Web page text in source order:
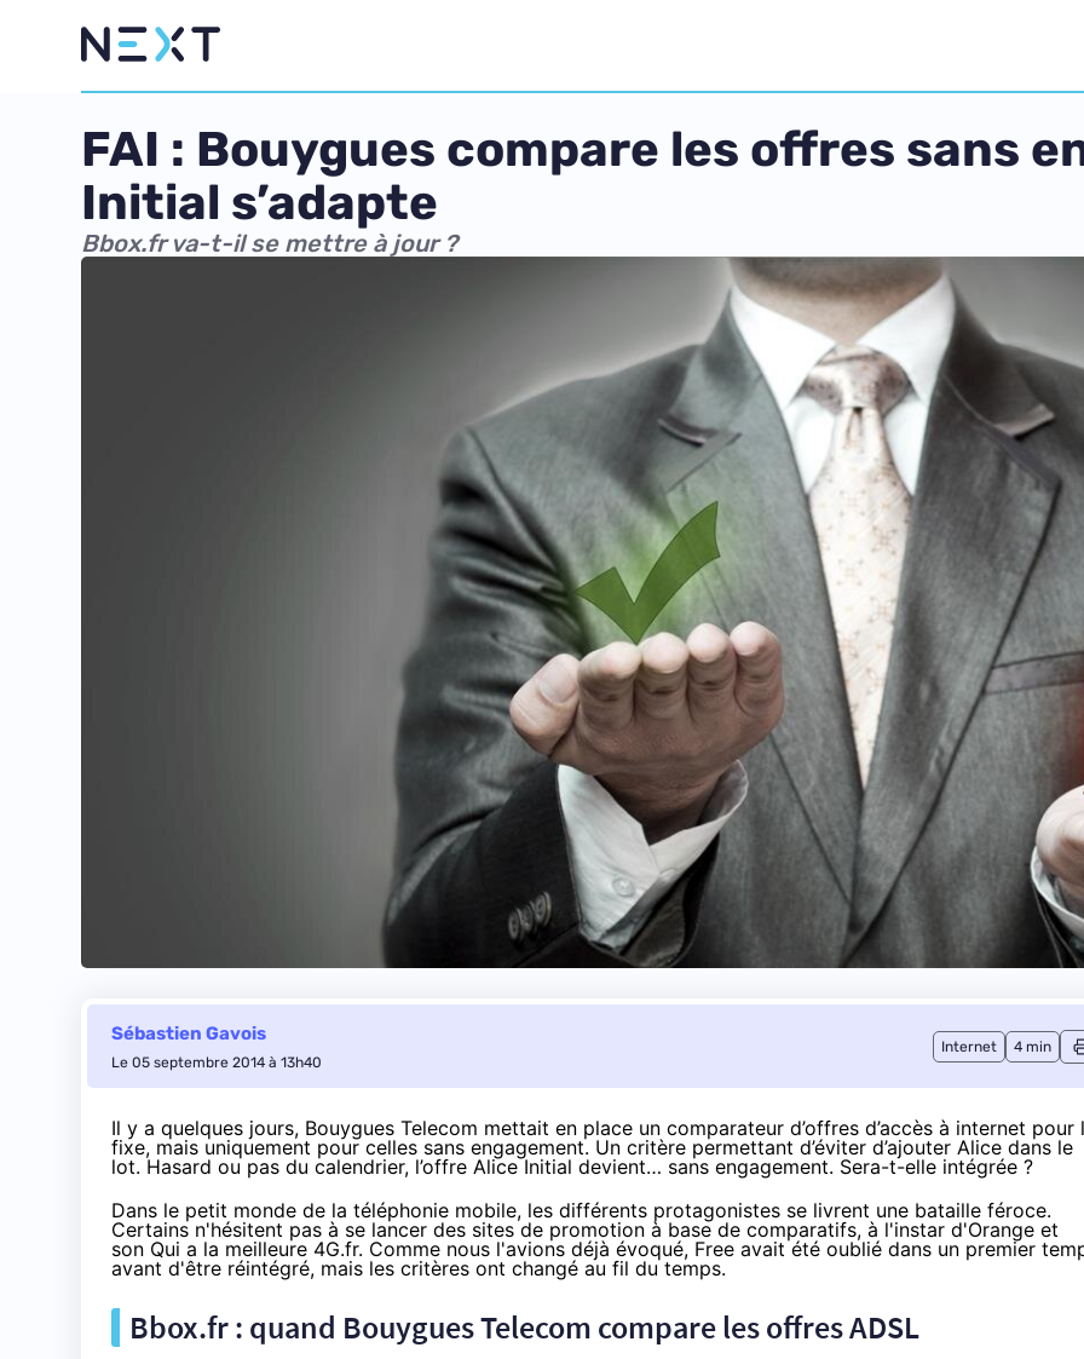
FAI : Bouygues compare les offres sans
Initial s’adapte
Bbox.fr va-t-il se mettre à jour ?
Sébastien Gavois
Le 05 septembre 2014 à 13h40
Internet 4 min
Il y a quelques jours, Bouygues Telecom mettait en place un comparateur d’offres d’accès à internet pour
fixe, mais uniquement pour celles sans engagement. Un critère permettant d’éviter d’ajouter Alice dans le
lot. Hasard ou pas du calendrier, l’offre Alice Initial devient… sans engagement. Sera-t-elle intégrée ?
Dans le petit monde de la téléphonie mobile, les différents protagonistes se livrent une bataille féroce.
Certains n'hésitent pas à se lancer des sites de promotion à base de comparatifs, à l'instar d'Orange et
son Qui a la meilleure 4G.fr. Comme nous l'avions déjà évoqué, Free avait été oublié dans un premier
avant d'être réintégré, mais les critères ont changé au fil du temps.
Bbox.fr : quand Bouygues Telecom compare les offres ADSL